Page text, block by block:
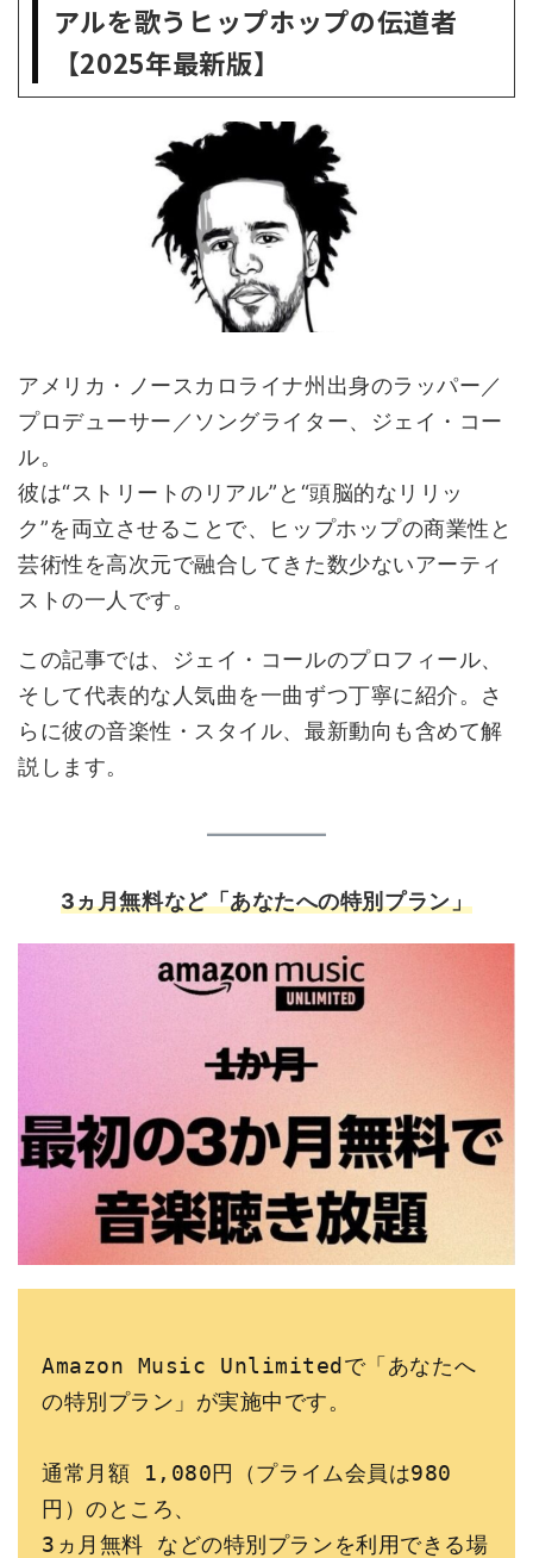
アルを歌うヒップホップの伝道者
【2025年最新版】
アメリカ・ノースカロライナ州出身のラッパー／
プロデューサー／ソングライター、ジェイ・コー
ル。
彼は“ストリートのリアル”と“頭脳的なリリッ
ク”を両立させることで、ヒップホップの商業性と
芸術性を高次元で融合してきた数少ないアーティ
ストの一人です。
この記事では、ジェイ・コールのプロフィール、
そして代表的な人気曲を一曲ずつ丁寧に紹介。さ
らに彼の音楽性・スタイル、最新動向も含めて解
説します。
3ヵ月無料など「あなたへの特別プラン」
Amazon Music Unlimitedで「あなたへ
の特別プラン」が実施中です。
通常月額 1,080円（プライム会員は980
円）のところ、
3ヵ月無料 などの特別プランを利用できる場